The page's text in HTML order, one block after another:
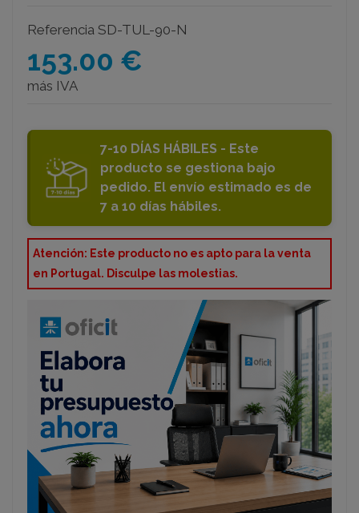
Referencia SD-TUL-90-N
153.00 €
más IVA
7-10 DÍAS HÁBILES - Este
producto se gestiona bajo
pedido. El envío estimado es de
7 a 10 días hábiles.
Atención: Este producto no es apto para la venta
en Portugal. Disculpe las molestias.